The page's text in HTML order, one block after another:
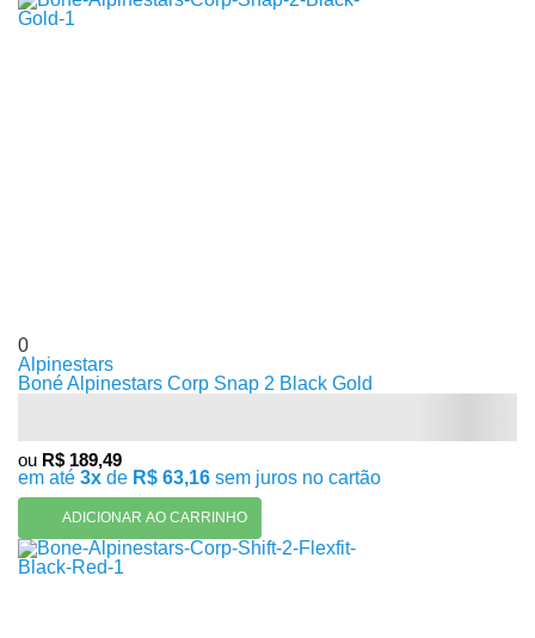
0
Alpinestars
Boné Alpinestars Corp Snap 2 Black Gold
ou R$ 189,49
em até 3x de R$ 63,16 sem juros no cartão
ADICIONAR AO CARRINHO